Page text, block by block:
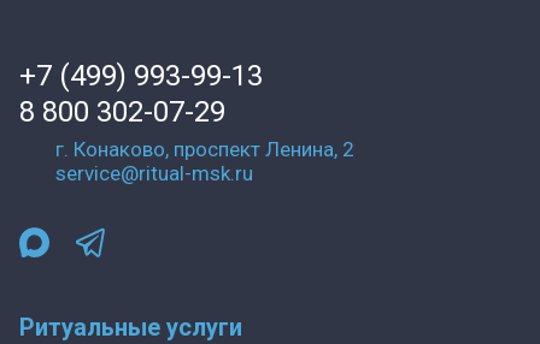
+7 (499) 993-99-13
8 800 302-07-29
г. Конаково, проспект Ленина, 2
service@ritual-msk.ru
Ритуальные услуги